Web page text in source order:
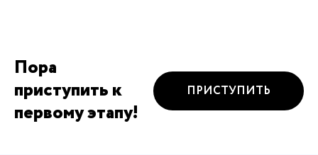
Пора
приступить к
первому этапу!
ПРИСТУПИТЬ